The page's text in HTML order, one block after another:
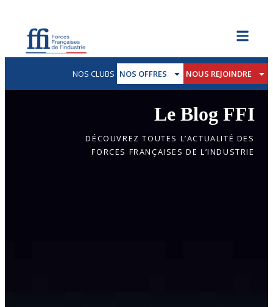
NOS CLUBS NOS OFFRES NOUS REJOINDRE
Le Blog FFI
DÉCOUVREZ TOUTES L’ACTUALITÉ DES
FORCES FRANÇAISES DE L’INDUSTRIE